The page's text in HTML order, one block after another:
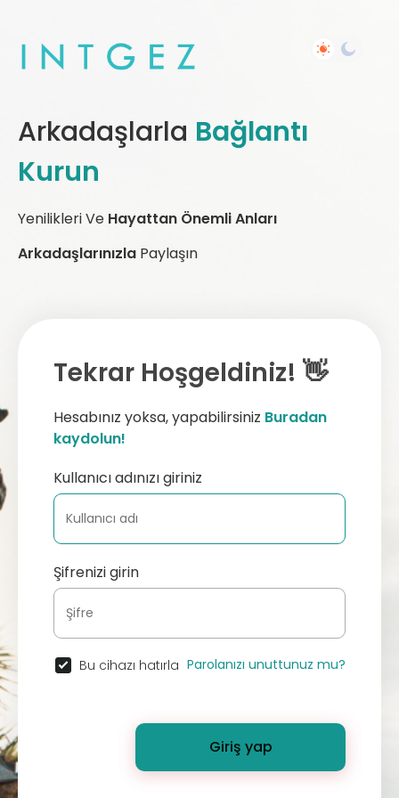
Arkadaşlarla Bağlantı
Kurun
Yenilikleri Ve Hayattan Önemli Anları
Arkadaşlarınızla Paylaşın
Tekrar Hoşgeldiniz! 👋
Hesabınız yoksa, yapabilirsiniz Buradan
kaydolun!
Kullanıcı adınızı giriniz
Şifrenizi girin
Bu cihazı hatırla Parolanızı unuttunuz mu?
Giriş yap